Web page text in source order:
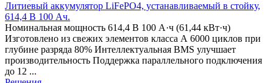
Литиевый аккумулятор LiFePO4, устанавливаемый в стойку,
614,4 В 100 Ач.
Номинальная мощность 614,4 В 100 А·ч (61,44 кВт·ч)
Изготовлено из свежих элементов класса А 6000 циклов при
глубине разряда 80% Интеллектуальная BMS улучшает
производительность Поддержка параллельного подключения
до 12 ...